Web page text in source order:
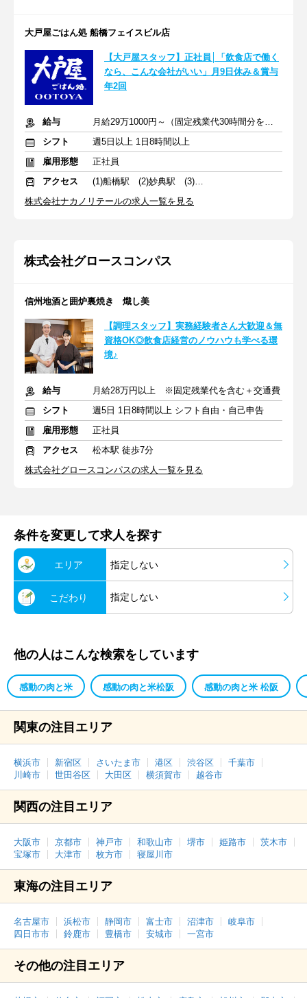
大戸屋ごはん処 船橋フェイスビル店
【大戸屋スタッフ】正社員│「飲食店で働く
なら、こんな会社がいい」月9日休み＆賞与
年2回
給与
月給29万1000円～（固定残業代30時間分を含む）
シフト
週5日以上 1日8時間以上
雇用形態
正社員
アクセス
(1)船橋駅 (2)妙典駅 (3)稲毛海岸駅
株式会社ナカノリテールの求人一覧を見る
株式会社グロースコンパス
信州地酒と囲炉裏焼き 熾し美
【調理スタッフ】実務経験者さん大歓迎＆無
資格OK◎飲食店経営のノウハウも学べる環
境♪
給与
月給28万円以上 ※固定残業代を含む＋交通費
シフト
週5日 1日8時間以上 シフト自由・自己申告
雇用形態
正社員
アクセス
松本駅 徒歩7分
株式会社グロースコンパスの求人一覧を見る
条件を変更して求人を探す
エリア 指定しない
こだわり 指定しない
他の人はこんな検索をしています
感動の肉と米 感動の肉と米松阪 感動の肉と米 松阪
関東の注目エリア
横浜市 新宿区 さいたま市 港区 渋谷区
千葉市
川崎市
世田谷区 大田区 横須賀市 越谷市
関西の注目エリア
大阪市 京都市 神戸市 和歌山市 堺市 姫路市
茨木市
宝塚市
大津市 枚方市 寝屋川市
東海の注目エリア
名古屋市 浜松市 静岡市 富士市 沼津市
岐阜市
四日市市
鈴鹿市 豊橋市 安城市 一宮市
その他の注目エリア